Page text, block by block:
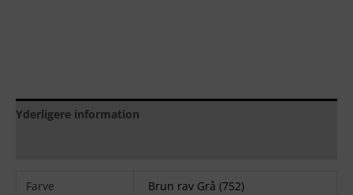
Yderligere information
Farve Brun rav Grå (752)